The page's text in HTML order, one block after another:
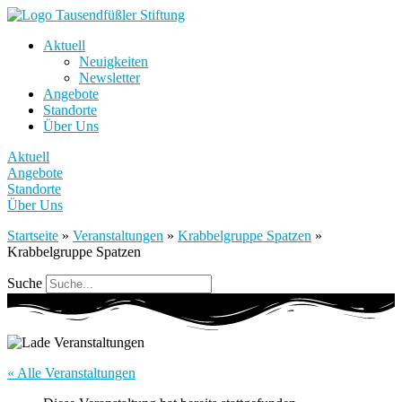
Aktuell
Neuigkeiten
Newsletter
Angebote
Standorte
Über Uns
Aktuell
Angebote
Standorte
Über Uns
Startseite » Veranstaltungen » Krabbelgruppe Spatzen »
Krabbelgruppe Spatzen
Suche
« Alle Veranstaltungen